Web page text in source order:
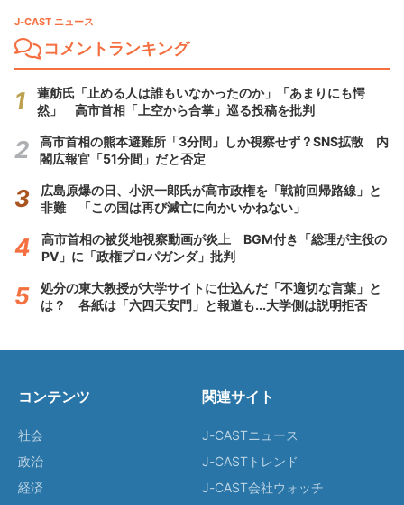
J-CAST ニュース
コメントランキング
蓮舫氏「止める人は誰もいなかったのか」「あまりにも愕
然」 高市首相「上空から合掌」巡る投稿を批判
高市首相の熊本避難所「3分間」しか視察せず？SNS拡散 内
閣広報官「51分間」だと否定
広島原爆の日、小沢一郎氏が高市政権を「戦前回帰路線」と
非難 「この国は再び滅亡に向かいかねない」
高市首相の被災地視察動画が炎上 BGM付き「総理が主役の
PV」に「政権プロパガンダ」批判
処分の東大教授が大学サイトに仕込んだ「不適切な言葉」と
は？ 各紙は「六四天安門」と報道も...大学側は説明拒否
コンテンツ
社会
政治
経済
関連サイト
J-CASTニュース
J-CASTトレンド
J-CAST会社ウォッチ